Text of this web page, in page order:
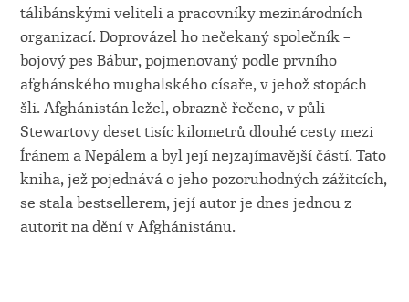
tálibánskými veliteli a pracovníky mezinárodních
organizací. Doprovázel ho nečekaný společník –
bojový pes Bábur, pojmenovaný podle prvního
afghánského mughalského císaře, v jehož stopách
šli. Afghánistán ležel, obrazně řečeno, v půli
Stewartovy deset tisíc kilometrů dlouhé cesty mezi
Íránem a Nepálem a byl její nejzajímavější částí. Tato
kniha, jež pojednává o jeho pozoruhodných zážitcích,
se stala bestsellerem, její autor je dnes jednou z
autorit na dění v Afghánistánu.